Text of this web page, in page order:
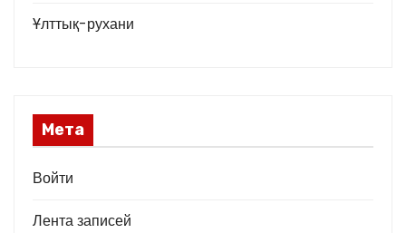
Ұлттық-рухани
Мета
Войти
Лента записей